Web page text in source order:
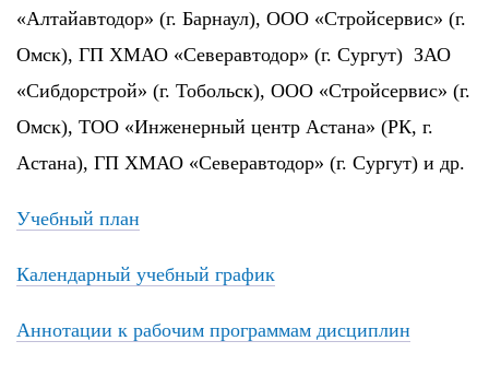
«Алтайавтодор» (г. Барнаул), ООО «Стройсервис» (г.
Омск), ГП ХМАО «Северавтодор» (г. Сургут) ЗАО
«Сибдорстрой» (г. Тобольск), ООО «Стройсервис» (г.
Омск), ТОО «Инженерный центр Астана» (РК, г.
Астана), ГП ХМАО «Северавтодор» (г. Сургут) и др.
Учебный план
Календарный учебный график
Аннотации к рабочим программам дисциплин